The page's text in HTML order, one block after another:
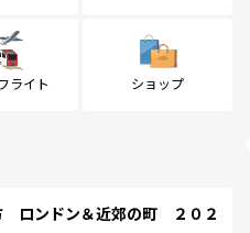
ライト ショップ
ロンドン＆近郊の町 ２０２